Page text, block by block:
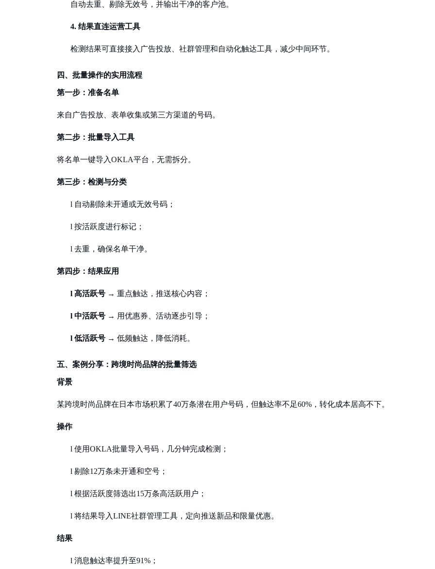
自动去重、剔除无效号，并输出干净的客户池。
4. 结果直连运营工具
检测结果可直接接入广告投放、社群管理和自动化触达工具，减少中间环节。
四、批量操作的实用流程
第一步：准备名单
来自广告投放、表单收集或第三方渠道的号码。
第二步：批量导入工具
将名单一键导入OKLA平台，无需拆分。
第三步：检测与分类
l 自动剔除未开通或无效号码；
l 按活跃度进行标记；
l 去重，确保名单干净。
第四步：结果应用
l 高活跃号 → 重点触达，推送核心内容；
l 中活跃号 → 用优惠券、活动逐步引导；
l 低活跃号 → 低频触达，降低消耗。
五、案例分享：跨境时尚品牌的批量筛选
背景
某跨境时尚品牌在日本市场积累了40万条潜在用户号码，但触达率不足60%，转化成本居高不下。
操作
l 使用OKLA批量导入号码，几分钟完成检测；
l 剔除12万条未开通和空号；
l 根据活跃度筛选出15万条高活跃用户；
l 将结果导入LINE社群管理工具，定向推送新品和限量优惠。
结果
l 消息触达率提升至91%；